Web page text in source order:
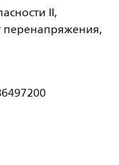
II,
перенапряжения,